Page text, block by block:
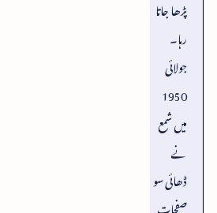
پڑھا جاتا
رہا۔
جولائی
1950
میں شمع
نے
ڈھائی سو
صفحات